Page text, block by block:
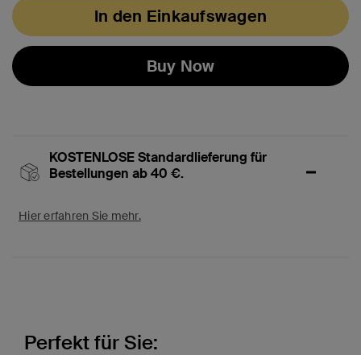
In den Einkaufswagen
Buy Now
KOSTENLOSE Standardlieferung für
Bestellungen ab 40 €.
Hier erfahren Sie mehr.
Perfekt für Sie: